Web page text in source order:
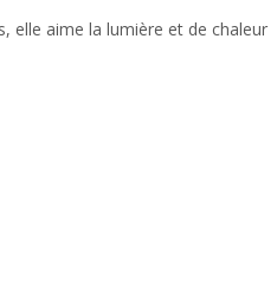
elle aime la lumière et de chaleur